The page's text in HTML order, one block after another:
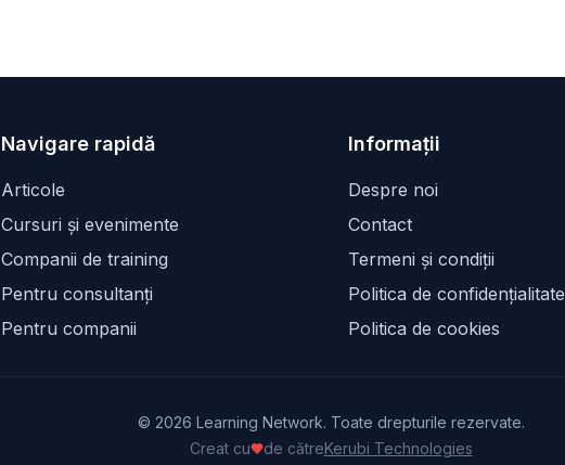
Navigare rapidă
Articole
Cursuri și evenimente
Companii de training
Pentru consultanți
Pentru companii
Informații
Despre noi
Contact
Termeni și condiții
Politica de confidențialitate
Politica de cookies
© 2026 Learning Network. Toate drepturile rezervate.
Creat cu
de cătreKerubi Technologies